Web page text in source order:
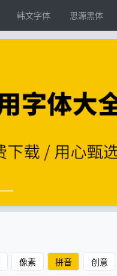
韩文字体 思源黑体
像素 拼音 创意